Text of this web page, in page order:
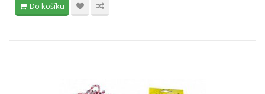
Do košíku